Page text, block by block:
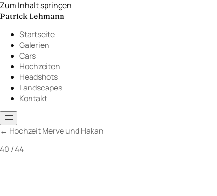
Zum Inhalt springen
Patrick Lehmann
Startseite
Galerien
Cars
Hochzeiten
Headshots
Landscapes
Kontakt
← Hochzeit Merve und Hakan
40 / 44